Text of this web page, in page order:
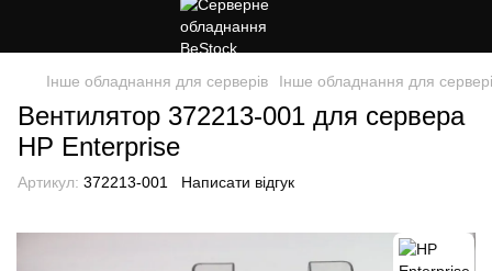
Інше обладнання для серверів Інше обладнання для
Вентилятор 372213-001 для сервера
HP Enterprise
Артикул: 372213-001 Написати відгук